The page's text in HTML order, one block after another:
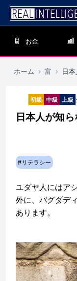
お金
ホーム › 富 › 日
初級 中級 上級
日本人が知
#リテラシー
ユダヤ人にはア
外に、バグダデ
あります。